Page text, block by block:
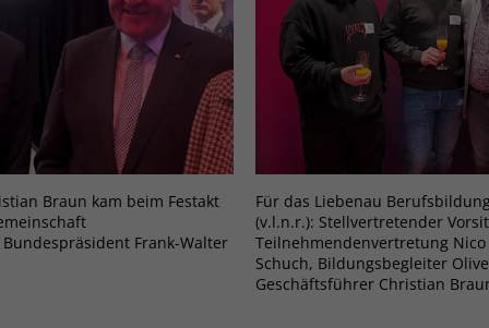
Braun kam beim Festakt
Frank-Walter
Für das Liebenau
(v.l.n.r.): Stellvertretender
Teilnehmendenvertretung Nico
Schuch, Bildungsbegleiter
Geschäftsführer Christian
PHPSESSID
Anbieter stiftung-liebenau.de
Laufzeit Session
Behält die Zustände des Benutzers bei allen
Seitenanfragen bei.
dass Aktionen, die bei späteren Besuchen
derselben Website durchgeführt werden, mit
derselben Benutzerkennung verknüpft
werden.
Name
Anbieter www.clarity.ms
Laufzeit